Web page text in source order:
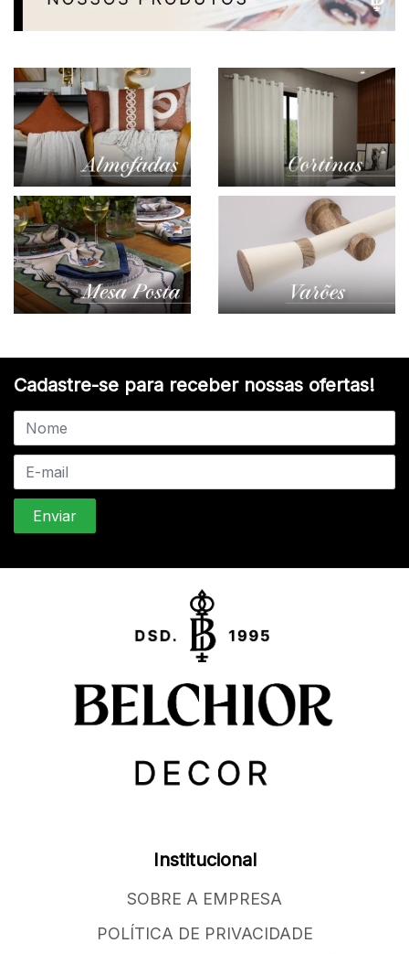
Cadastre-se para receber nossas ofertas!
Institucional
SOBRE A EMPRESA
POLÍTICA DE PRIVACIDADE